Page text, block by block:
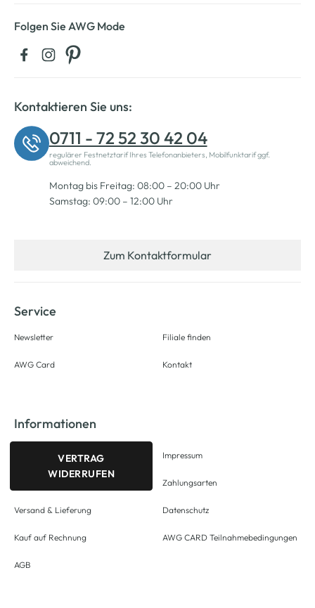
Folgen Sie AWG Mode
Kontaktieren Sie uns:
0711 - 72 52 30 42 04
regulärer Festnetztarif Ihres Telefonanbieters, Mobilfunktarif ggf.
abweichend.
Montag bis Freitag: 08:00 – 20:00 Uhr
Samstag: 09:00 – 12:00 Uhr
Zum Kontaktformular
Service
Newsletter
AWG Card
Filiale finden
Kontakt
Informationen
VERTRAG
WIDERRUFEN
Versand & Lieferung
Kauf auf Rechnung
AGB
Impressum
Zahlungsarten
Datenschutz
AWG CARD Teilnahmebedingungen